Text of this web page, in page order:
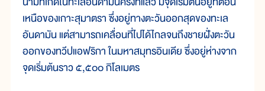
เหนือของเกาะสุมาตรา ซึ่งอยู่ทางตะวันออกสุดของทะเล
อันดามัน แต่สามารถเคลื่อนที่ไปได้ไกลจนถึงชายฝั่งตะวัน
ออกของทวีปแอฟริกา ในมหาสมุทรอินเดีย ซึ่งอยู่ห่างจาก
จุดเริ่มต้นราว ๕,๕๐๐ กิโลเมตร